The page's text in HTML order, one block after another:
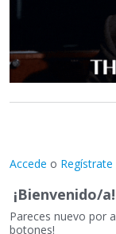
Accede o Regístrate
¡Bienvenido/a!
Pareces nuevo por
botones!